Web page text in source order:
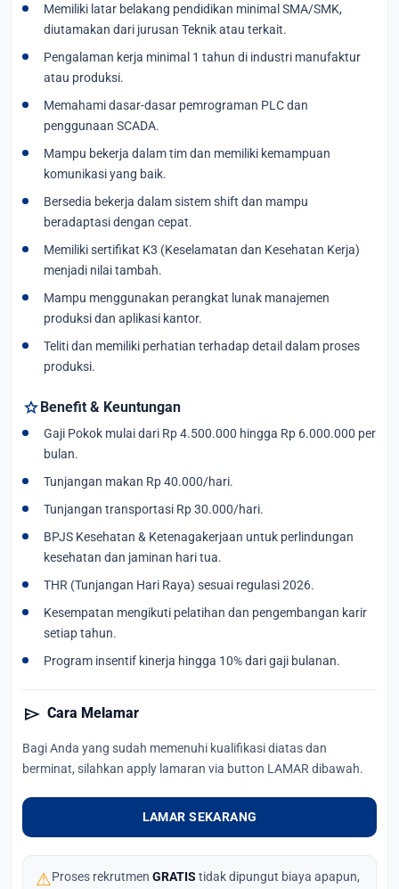
Memiliki latar belakang pendidikan minimal SMA/SMK,
diutamakan dari jurusan Teknik atau terkait.
Pengalaman kerja minimal 1 tahun di industri manufaktur
atau produksi.
Memahami dasar-dasar pemrograman PLC dan
penggunaan SCADA.
Mampu bekerja dalam tim dan memiliki kemampuan
komunikasi yang baik.
Bersedia bekerja dalam sistem shift dan mampu
beradaptasi dengan cepat.
Memiliki sertifikat K3 (Keselamatan dan Kesehatan Kerja)
menjadi nilai tambah.
Mampu menggunakan perangkat lunak manajemen
produksi dan aplikasi kantor.
Teliti dan memiliki perhatian terhadap detail dalam proses
produksi.
starBenefit & Keuntungan
Gaji Pokok mulai dari Rp 4.500.000 hingga Rp 6.000.000 per
bulan.
Tunjangan makan Rp 40.000/hari.
Tunjangan transportasi Rp 30.000/hari.
BPJS Kesehatan & Ketenagakerjaan untuk perlindungan
kesehatan dan jaminan hari tua.
THR (Tunjangan Hari Raya) sesuai regulasi 2026.
Kesempatan mengikuti pelatihan dan pengembangan karir
setiap tahun.
Program insentif kinerja hingga 10% dari gaji bulanan.
send Cara Melamar
Bagi Anda yang sudah memenuhi kualifikasi diatas dan
berminat, silahkan apply lamaran via button LAMAR dibawah.
LAMAR SEKARANG
⚠Proses rekrutmen GRATIS tidak dipungut biaya apapun,